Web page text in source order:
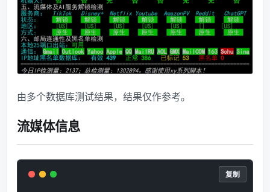
由多个数据库测试结果，结果仅作参考。
流媒体信息
复制